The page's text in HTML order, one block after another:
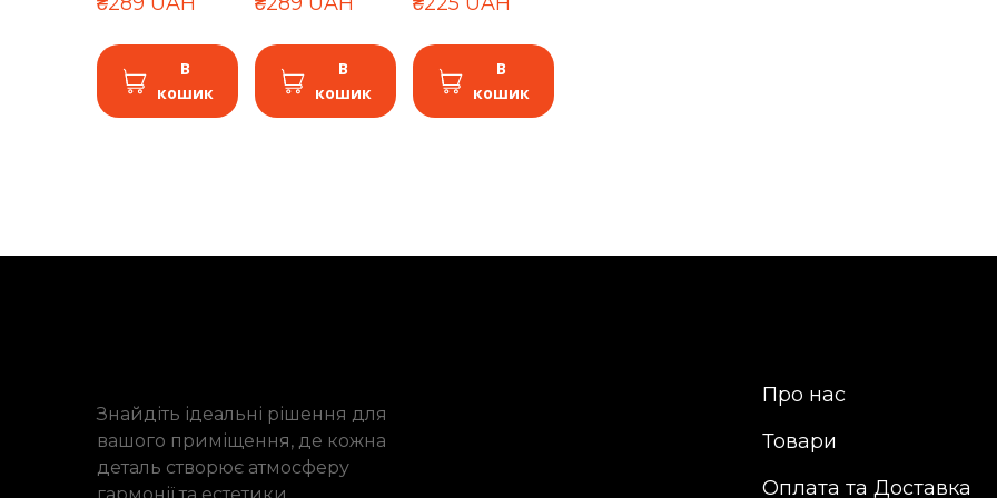
В
кошик
В
кошик
В
кошик
Знайдіть ідеальні рішення для
вашого приміщення, де кожна
деталь створює атмосферу
Про нас
Товари
Оплата та Доставка